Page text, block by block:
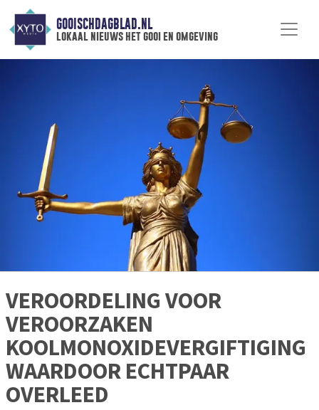
GOOISCHDAGBLAD.NL
lokaal nieuws het gooi en omgeving
VEROORDELING VOOR
VEROORZAKEN
KOOLMONOXIDEVERGIFTIGING
WAARDOOR ECHTPAAR
OVERLEED